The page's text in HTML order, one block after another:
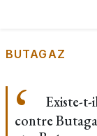
BUTAGAZ
Existe-
contre